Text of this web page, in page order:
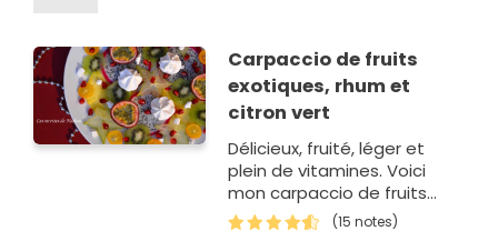
Carpaccio de fruits
exotiques, rhum et
citron vert
Délicieux, fruité, léger et
plein de vitamines. Voici
mon carpaccio de fruits
exotiques arrosé de citron
vert et rhum, avec ses
(15 notes)